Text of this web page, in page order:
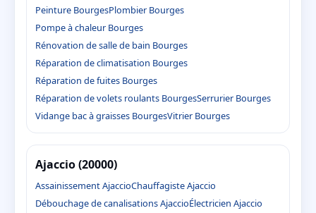
Peinture BourgesPlombier Bourges
Pompe à chaleur Bourges
Rénovation de salle de bain Bourges
Réparation de climatisation Bourges
Réparation de fuites Bourges
Réparation de volets roulants BourgesSerrurier Bourges
Vidange bac à graisses BourgesVitrier Bourges
Ajaccio (20000)
Assainissement AjaccioChauffagiste Ajaccio
Débouchage de canalisations AjaccioÉlectricien Ajaccio